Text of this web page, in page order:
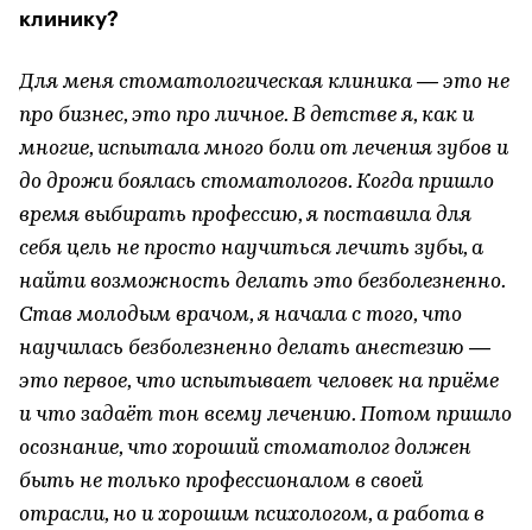
клинику?
Для меня стоматологическая клиника — это не
про бизнес, это про личное. В детстве я, как и
многие, испытала много боли от лечения зубов и
до дрожи боялась стоматологов. Когда пришло
время выбирать профессию, я поставила для
себя цель не просто научиться лечить зубы, а
найти возможность делать это безболезненно.
Став молодым врачом, я начала с того, что
научилась безболезненно делать анестезию —
это первое, что испытывает человек на приёме
и что задаёт тон всему лечению. Потом пришло
осознание, что хороший стоматолог должен
быть не только профессионалом в своей
отрасли, но и хорошим психологом, а работа в